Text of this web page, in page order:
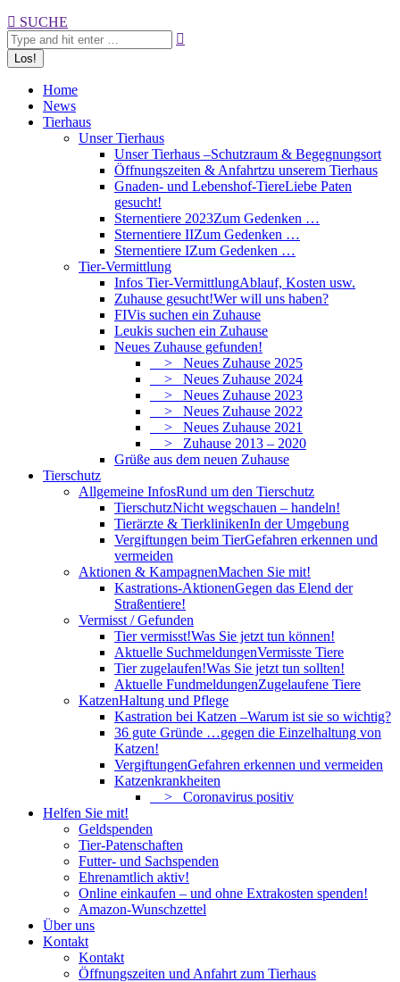
Search:
SUCHE
Home
News
Tierhaus
Unser Tierhaus
Unser Tierhaus –Schutzraum & Begegnungsort
Öffnungszeiten & Anfahrtzu unserem Tierhaus
Gnaden- und Lebenshof-TiereLiebe Paten
gesucht!
Sternentiere 2023Zum Gedenken …
Sternentiere IIZum Gedenken …
Sternentiere IZum Gedenken …
Tier-Vermittlung
Infos Tier-VermittlungAblauf, Kosten usw.
Zuhause gesucht!Wer will uns haben?
FIVis suchen ein Zuhause
Leukis suchen ein Zuhause
Neues Zuhause gefunden!
> Neues Zuhause 2025
> Neues Zuhause 2024
> Neues Zuhause 2023
> Neues Zuhause 2022
> Neues Zuhause 2021
> Zuhause 2013 – 2020
Grüße aus dem neuen Zuhause
Tierschutz
Allgemeine InfosRund um den Tierschutz
TierschutzNicht wegschauen – handeln!
Tierärzte & TierklinikenIn der Umgebung
Vergiftungen beim TierGefahren erkennen und
vermeiden
Aktionen & KampagnenMachen Sie mit!
Kastrations-AktionenGegen das Elend der
Straßentiere!
Vermisst / Gefunden
Tier vermisst!Was Sie jetzt tun können!
Aktuelle SuchmeldungenVermisste Tiere
Tier zugelaufen!Was Sie jetzt tun sollten!
Aktuelle FundmeldungenZugelaufene Tiere
KatzenHaltung und Pflege
Kastration bei Katzen –Warum ist sie so wichtig?
36 gute Gründe …gegen die Einzelhaltung von
Katzen!
VergiftungenGefahren erkennen und vermeiden
Katzenkrankheiten
> Coronavirus positiv
Helfen Sie mit!
Geldspenden
Tier-Patenschaften
Futter- und Sachspenden
Ehrenamtlich aktiv!
Online einkaufen – und ohne Extrakosten spenden!
Amazon-Wunschzettel
Über uns
Kontakt
Kontakt
Öffnungszeiten und Anfahrt zum Tierhaus